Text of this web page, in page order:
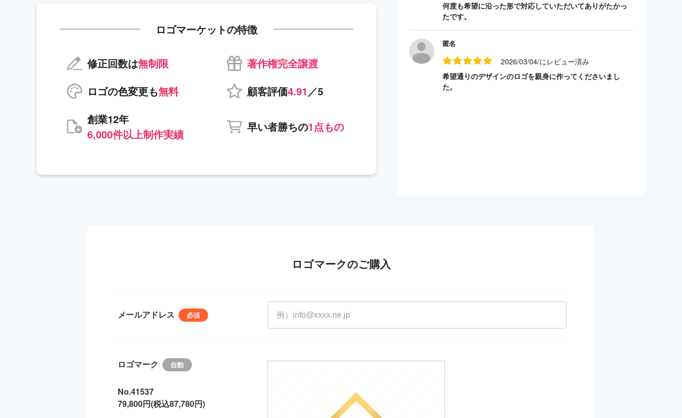
ロゴマーケットの特徴
修正回数は無制限
著作権完全譲渡
ロゴの色変更も無料 顧客評価4.91 ／5
創業12年
6,000件以上制作実績
早い者勝ちの1点もの
何度も希望に沿った形で対応していただいてありがたかっ
たです。
匿名
2026/03/04/にレビュー済み
希望通りのデザインのロゴを親身に作ってくださいまし
た。
ロゴマークのご購入
メールアドレス
ロゴマーク
No.41537
79,800円(税込87,780円)